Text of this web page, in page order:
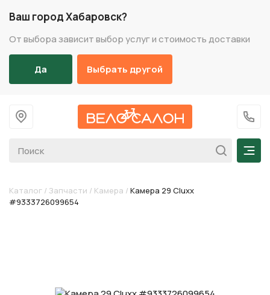
Ваш город Хабаровск?
От выбора зависит выбор услуг и стоимость доставки
Да Выбрать другой
На главную
+7
Каталог / Запчасти / Камера / Камера 29 Cluxx
#9333726099654